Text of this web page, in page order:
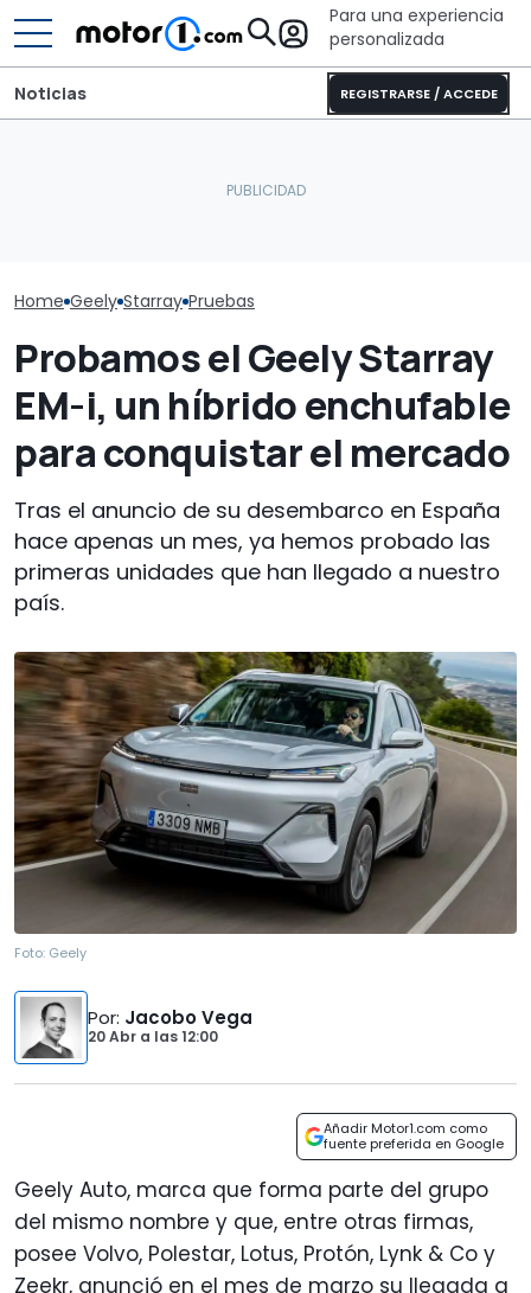
Para una experiencia
personalizada
REGISTRARSE / ACCEDE
Noticias
Home Geely Starray Pruebas
Probamos el Geely Starray
EM-i, un híbrido enchufable
para conquistar el mercado
Tras el anuncio de su desembarco en España
hace apenas un mes, ya hemos probado las
primeras unidades que han llegado a nuestro
país.
Foto: Geely
Por: Jacobo Vega
20 Abr a las12:00
Añadir Motor1.com como
fuente preferida en Google
Geely Auto, marca que forma parte del grupo
del mismo nombre y que, entre otras firmas,
posee Volvo, Polestar, Lotus, Protón, Lynk & Co y
Zeekr, anunció en el mes de marzo su llegada a